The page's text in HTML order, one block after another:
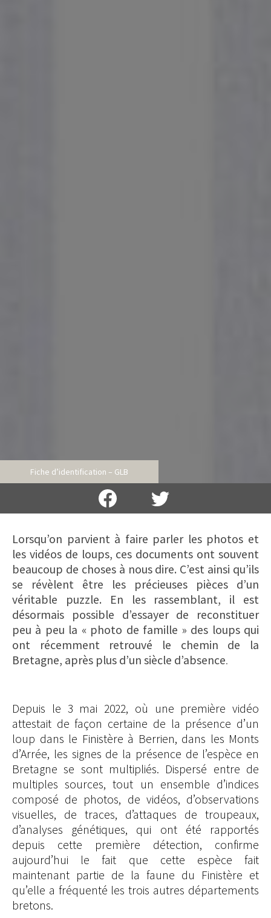
Fiche d’identification – GLB
Lorsqu’on parvient à faire parler les photos et
les vidéos de loups, ces documents ont souvent
beaucoup de choses à nous dire. C’est ainsi qu’ils
se révèlent être les précieuses pièces d’un
véritable puzzle. En les rassemblant, il est
désormais possible d’essayer de reconstituer
peu à peu la « photo de famille » des loups qui
ont récemment retrouvé le chemin de la
Bretagne, après plus d’un siècle d’absence.
Depuis le 3 mai 2022, où une première vidéo
attestait de façon certaine de la présence d’un
loup dans le Finistère à Berrien, dans les Monts
d’Arrée, les signes de la présence de l’espèce en
Bretagne se sont multipliés. Dispersé entre de
multiples sources, tout un ensemble d’indices
composé de photos, de vidéos, d’observations
visuelles, de traces, d’attaques de troupeaux,
d’analyses génétiques, qui ont été rapportés
depuis cette première détection, confirme
aujourd’hui le fait que cette espèce fait
maintenant partie de la faune du Finistère et
qu’elle a fréquenté les trois autres départements
bretons.